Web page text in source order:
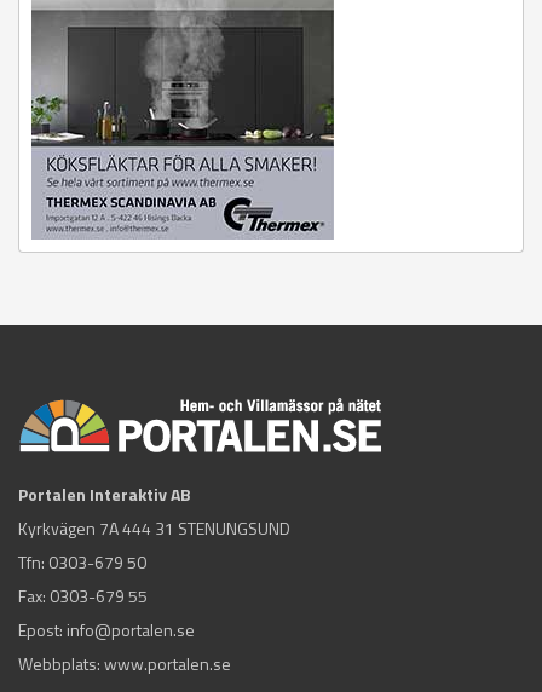
Portalen Interaktiv AB
Kyrkvägen 7A 444 31 STENUNGSUND
Tfn: 0303-679 50
Fax: 0303-679 55
Epost: info@portalen.se
Webbplats: www.portalen.se